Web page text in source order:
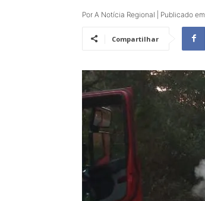
Por A Notícia Regional | Publicado em
Compartilhar